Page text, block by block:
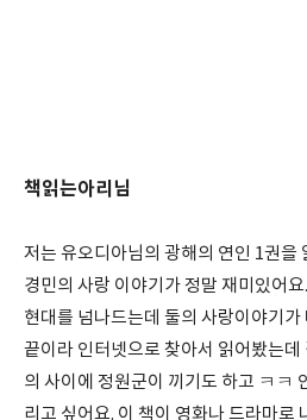
책읽는아리님
저는 유오디아님의 광해의 연인 1권을
경민의 사랑 이야기가 정말 재미있어
현대를 넘나드는데 둘의 사랑이야기가
끝이라 인터넷으로 찾아서 읽어봤는데
의 사이에 정원군이 끼기도 하고 ㅋㅋ
리고 싶어요. 이 책이 영화나 드라마로